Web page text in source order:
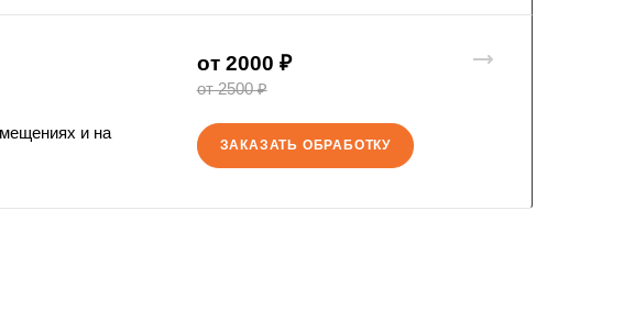
и на
от 2000 ₽
от 2500 ₽
ЗАКАЗАТЬ ОБРАБОТКУ